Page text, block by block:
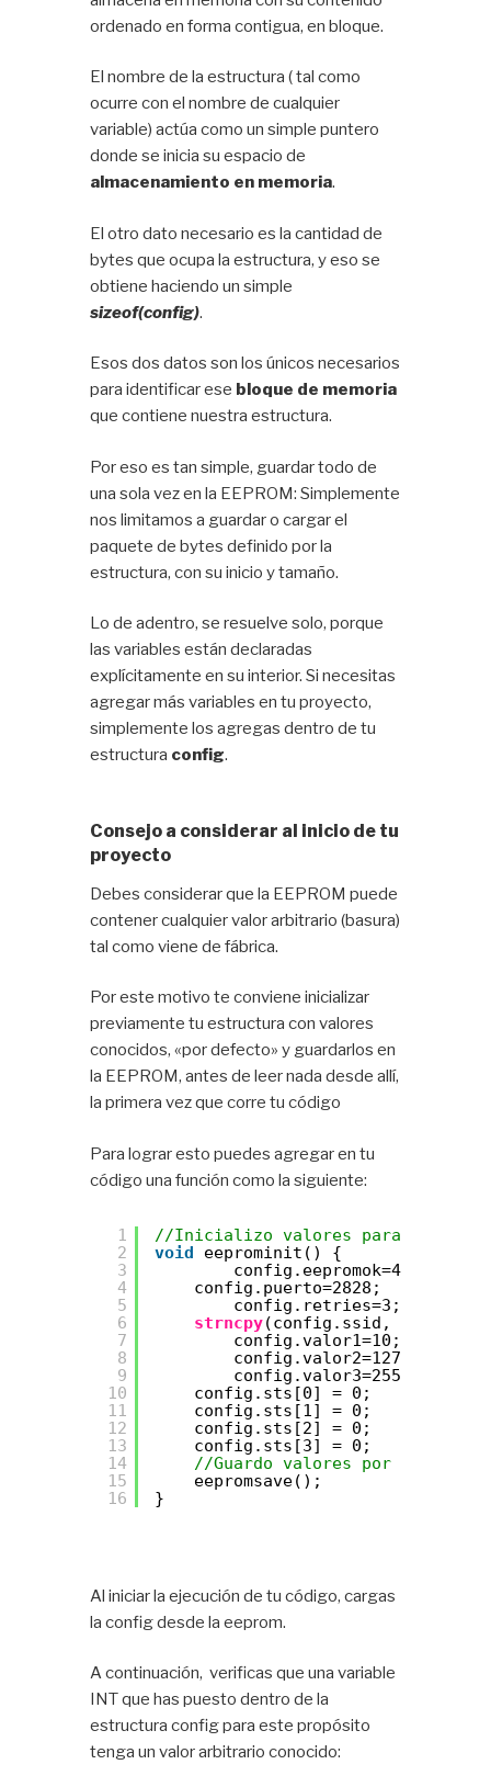
ordenado en forma contigua, en bloque.
El nombre de la estructura ( tal como
ocurre con el nombre de cualquier
variable) actúa como un simple puntero
donde se inicia su espacio de
almacenamiento en memoria.
El otro dato necesario es la cantidad de
bytes que ocupa la estructura, y eso se
obtiene haciendo un simple
sizeof(config).
Esos dos datos son los únicos necesarios
para identificar ese bloque de memoria
que contiene nuestra estructura.
Por eso es tan simple, guardar todo de
una sola vez en la EEPROM: Simplemente
nos limitamos a guardar o cargar el
paquete de bytes definido por la
estructura, con su inicio y tamaño.
Lo de adentro, se resuelve solo, porque
las variables están declaradas
explícitamente en su interior. Si necesitas
agregar más variables en tu proyecto,
simplemente los agregas dentro de tu
estructura config.
Consejo a considerar al inicio de tu
proyecto
Debes considerar que la EEPROM puede
contener cualquier valor arbitrario (basura)
tal como viene de fábrica.
Por este motivo te conviene inicializar
previamente tu estructura con valores
conocidos, «por defecto» y guardarlos en
la EEPROM, antes de leer nada desde allí,
la primera vez que corre tu código
Para lograr esto puedes agregar en tu
código una función como la siguiente:
1
2
3
4
5
6
7
8
9
10
11
12
13
14
15
16
//Inicializo valores para eeprom
void
eeprominit() {
config.eepromok=49834;
config.puerto=2828;
config.retries=3;
strncpy(config.ssid,
config.valor1=10;
config.valor2=127;
config.valor3=255;
config.sts[0] = 0;
config.sts[1] = 0;
config.sts[2] = 0;
config.sts[3] = 0;
//Guardo valores por defecto
eepromsave();
}
Al iniciar la ejecución de tu código, cargas
la config desde la eeprom.
A continuación, verificas que una variable
INT que has puesto dentro de la
estructura config para este propósito
tenga un valor arbitrario conocido: